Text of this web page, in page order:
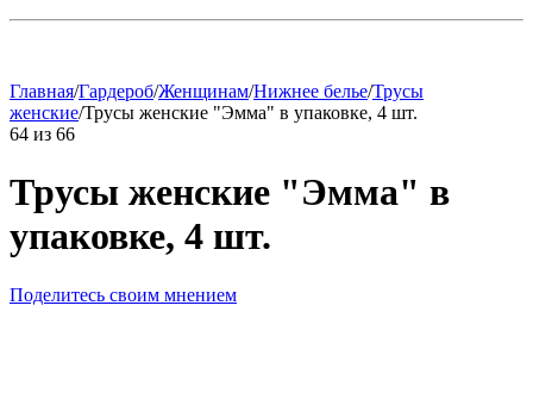
Главная/Гардероб/Женщинам/Нижнее белье/Трусы
женские/Трусы женские "Эмма" в упаковке, 4 шт.
64 из 66
Трусы женские "Эмма" в
упаковке, 4 шт.
Поделитесь своим мнением